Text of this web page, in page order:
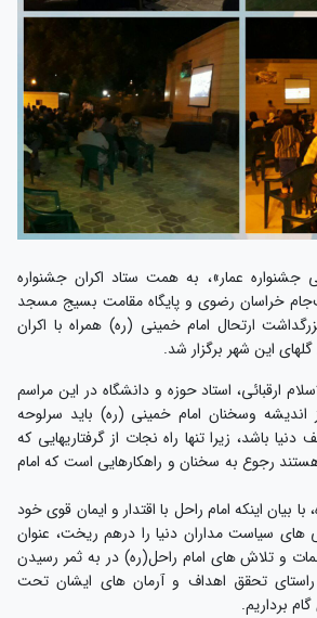
جشنواره عمار»، به همت ستاد اکران جشنواره
خراسان رضوی و پایگاه مقامت بسیج مسجد
ارتحال امام خمینی (ره) همراه با اکران
این شهر برگزار شد.
ارقبائی، استاد حوزه و دانشگاه در این مراسم
وسخنان امام خمینی (ره) باید سرلوحه
باشد، زیرا تنها راه نجات از گرفتاریهایی که
رجوع به سخنان و راهکارهایی است که امام
بیان اینکه امام راحل با اقتدار و ایمان قوی خود
های سیاست مداران دنیا را درهم ریخت، عنوان
و تلاش های امام راحل(ره) در به ثمر رسیدن
راستای تحقق اهداف و آرمان های ایشان تحت
برداریم.